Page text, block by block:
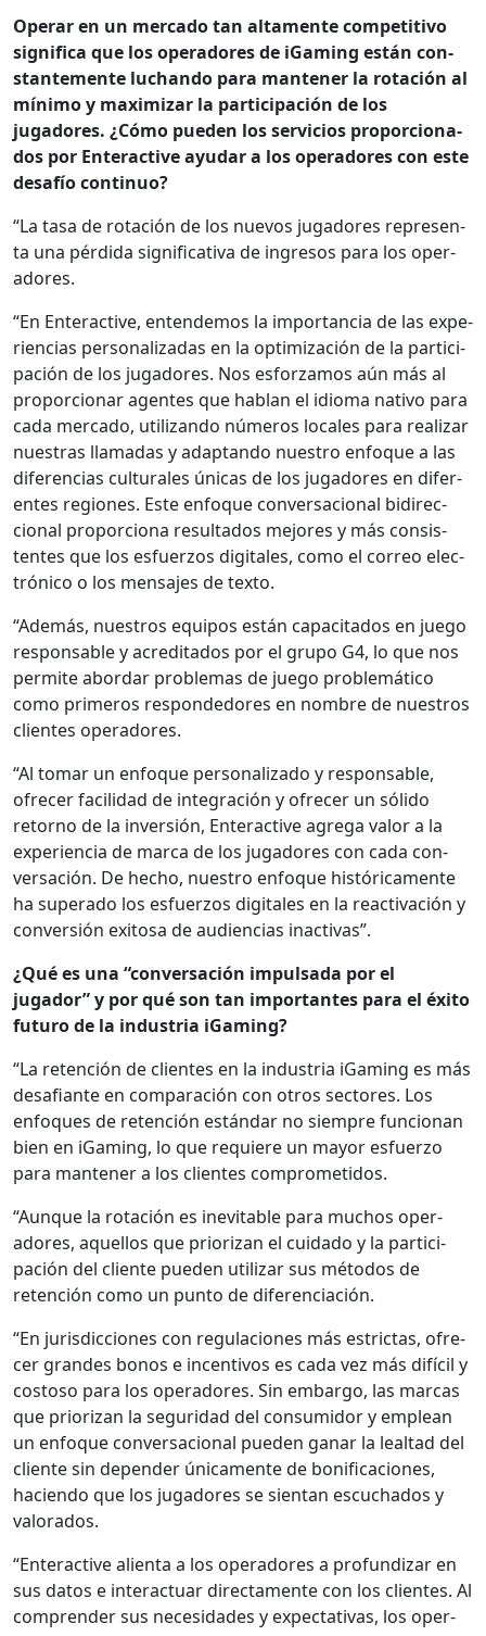
Oper­ar en un mer­ca­do tan alta­mente com­pet­i­ti­vo
sig­nifi­ca que los oper­adores de iGam­ing están con­
stan­te­mente luchan­do para man­ten­er la rotación al
mín­i­mo y max­i­mizar la par­tic­i­pación de los
jugadores. ¿Cómo pueden los ser­vi­cios pro­por­ciona­
dos por Enter­ac­tive ayu­dar a los oper­adores con este
desafío con­tin­uo?
“La tasa de rotación de los nuevos jugadores rep­re­sen­
ta una pér­di­da sig­ni­fica­ti­va de ingre­sos para los oper­
adores.
“En Enter­ac­tive, enten­demos la impor­tan­cia de las expe­
ri­en­cias per­son­al­izadas en la opti­mización de la par­tic­i­
pación de los jugadores. Nos esforzamos aún más al
pro­por­cionar agentes que hablan el idioma nati­vo para
cada mer­ca­do, uti­lizan­do números locales para realizar
nues­tras lla­madas y adap­tan­do nue­stro enfoque a las
difer­en­cias cul­tur­ales úni­cas de los jugadores en difer­
entes regiones. Este enfoque con­ver­sa­cional bidi­rec­
cional pro­por­ciona resul­ta­dos mejores y más con­sis­
tentes que los esfuer­zos dig­i­tales, como el correo elec­
tróni­co o los men­sajes de tex­to.
“Además, nue­stros equipos están capac­i­ta­dos en juego
respon­s­able y acred­i­ta­dos por el grupo G4, lo que nos
per­mite abor­dar prob­le­mas de juego prob­lemáti­co
como primeros responde­dores en nom­bre de nue­stros
clientes oper­adores.
“Al tomar un enfoque per­son­al­iza­do y respon­s­able,
ofre­cer facil­i­dad de inte­gración y ofre­cer un sóli­do
retorno de la inver­sión, Enter­ac­tive agre­ga val­or a la
expe­ri­en­cia de mar­ca de los jugadores con cada con­
ver­sación. De hecho, nue­stro enfoque históri­ca­mente
ha super­a­do los esfuer­zos dig­i­tales en la reac­ti­vación y
con­ver­sión exi­tosa de audi­en­cias inac­ti­vas”.
¿Qué es una “con­ver­sación impul­sa­da por el
jugador” y por qué son tan impor­tantes para el éxi­to
futuro de la indus­tria iGam­ing?
“La reten­ción de clientes en la indus­tria iGam­ing es más
desafi­ante en com­para­ción con otros sec­tores. Los
enfo­ques de reten­ción están­dar no siem­pre fun­cio­nan
bien en iGam­ing, lo que requiere un may­or esfuer­zo
para man­ten­er a los clientes com­pro­meti­dos.
“Aunque la rotación es inevitable para muchos oper­
adores, aque­l­los que pri­or­izan el cuida­do y la par­tic­i­
pación del cliente pueden uti­lizar sus méto­dos de
reten­ción como un pun­to de difer­en­ciación.
“En juris­dic­ciones con reg­u­la­ciones más estric­tas, ofre­
cer grandes bonos e incen­tivos es cada vez más difí­cil y
cos­toso para los oper­adores. Sin embar­go, las mar­cas
que pri­or­izan la seguri­dad del con­sum­i­dor y emplean
un enfoque con­ver­sa­cional pueden ganar la leal­tad del
cliente sin depen­der úni­ca­mente de bonifi­ca­ciones,
hacien­do que los jugadores se sien­tan escucha­dos y
val­o­rados.
“Enter­ac­tive alien­ta a los oper­adores a pro­fun­dizar en
sus datos e inter­ac­tu­ar direc­ta­mente con los clientes. Al
com­pren­der sus necesi­dades y expec­ta­ti­vas, los oper­